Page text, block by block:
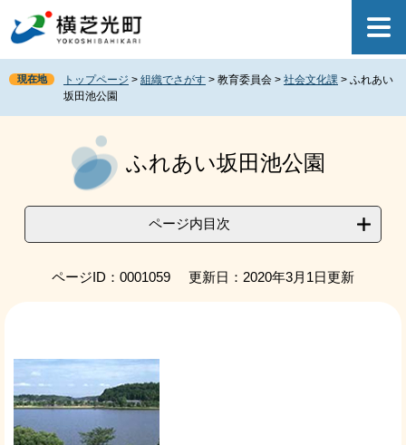
ジ
先
ュ
を 現在地 トップページ > 組織でさがす > 教育委員会 > 社会文化課 > ふれあい
坂田池公園
ふれあい坂田池公園
ページ内目次
ページID：0001059 更新日：2020年3月1日更新